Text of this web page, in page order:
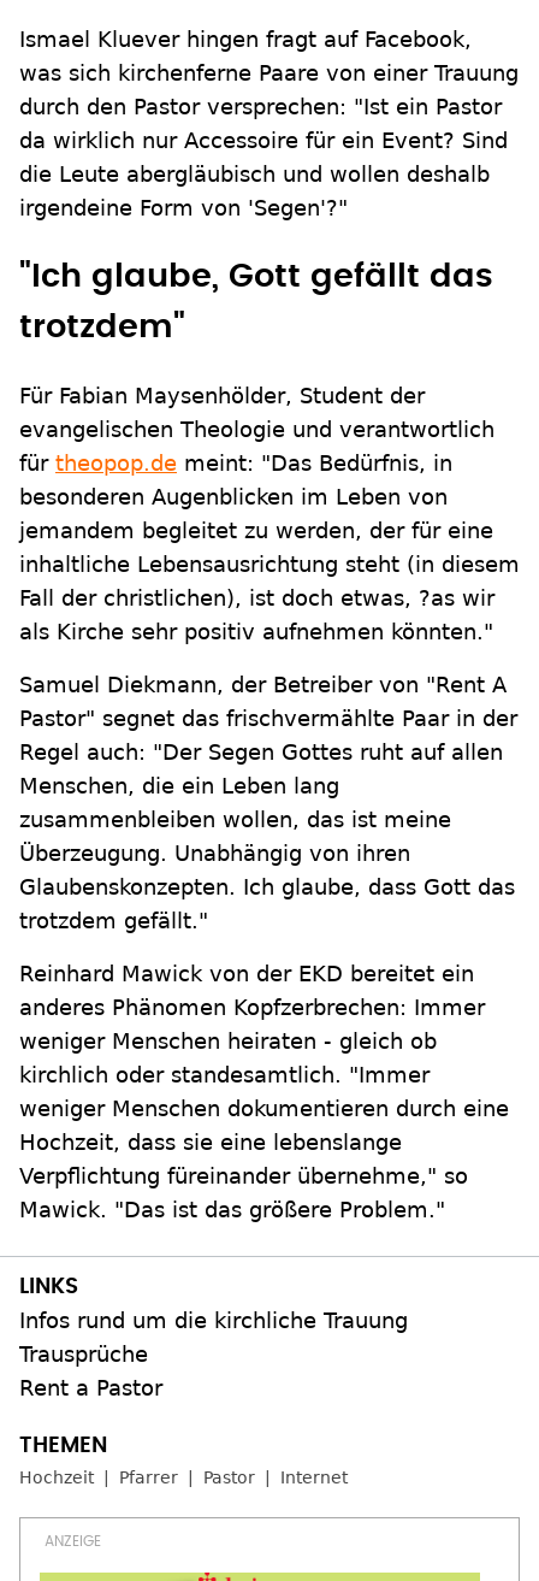
Ismael Kluever hingen fragt auf Facebook,
was sich kirchenferne Paare von einer Trauung
durch den Pastor versprechen: "Ist ein Pastor
da wirklich nur Accessoire für ein Event? Sind
die Leute abergläubisch und wollen deshalb
irgendeine Form von 'Segen'?"
"Ich glaube, Gott gefällt das
trotzdem"
Für Fabian Maysenhölder, Student der
evangelischen Theologie und verantwortlich
für theopop.de meint: "Das Bedürfnis, in
besonderen Augenblicken im Leben von
jemandem begleitet zu werden, der für eine
inhaltliche Lebensausrichtung steht (in diesem
Fall der christlichen), ist doch etwas, ?as wir
als Kirche sehr positiv aufnehmen könnten."
Samuel Diekmann, der Betreiber von "Rent A
Pastor" segnet das frischvermählte Paar in der
Regel auch: "Der Segen Gottes ruht auf allen
Menschen, die ein Leben lang
zusammenbleiben wollen, das ist meine
Überzeugung. Unabhängig von ihren
Glaubenskonzepten. Ich glaube, dass Gott das
trotzdem gefällt."
Reinhard Mawick von der EKD bereitet ein
anderes Phänomen Kopfzerbrechen: Immer
weniger Menschen heiraten - gleich ob
kirchlich oder standesamtlich. "Immer
weniger Menschen dokumentieren durch eine
Hochzeit, dass sie eine lebenslange
Verpflichtung füreinander übernehme," so
Mawick. "Das ist das größere Problem."
Infos rund um die kirchliche Trauung
Trausprüche
Rent a Pastor
Hochzeit Pfarrer Pastor Internet